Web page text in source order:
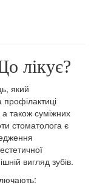
лікує?
який
профілактиці
також суміжних
стоматолога є
вигляд зубів.